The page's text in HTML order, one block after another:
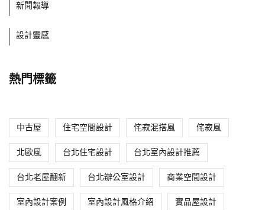
新聞報導
設計靈感
熱門標籤
中古屋 住宅空間設計 侘寂混搭風 侘寂風
北歐風 台北住宅設計 台北室內設計推薦
台北老屋翻新 台北辦公室設計 商業空間設計
室內設計案例 室內設計風格介紹 實品屋設計